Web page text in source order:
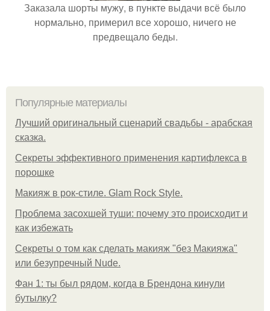
Заказала шорты мужу, в пункте выдачи всё было
нормально, примерил все хорошо, ничего не
предвещало беды.
Популярные материалы
Лучший оригинальный сценарий свадьбы - арабская
сказка.
Секреты эффективного применения картифлекса в
порошке
Макияж в рок-стиле. Glam Rock Style.
Проблема засохшей туши: почему это происходит и
как избежать
Секреты о том как сделать макияж "без Макияжа"
или безупречный Nude.
Фан 1: ты был рядом, когда в Брендона кинули
бутылку?